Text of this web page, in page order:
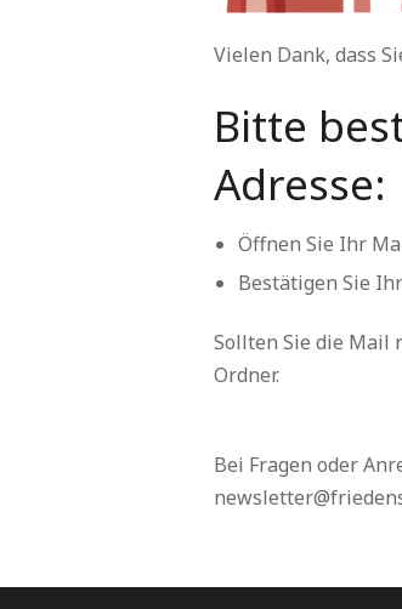
Vielen Dank, dass
Bitte
Adresse:
Öffnen Sie Ihr
Bestätigen Sie
Sollten Sie die Mail
Ordner.
Bei Fragen oder